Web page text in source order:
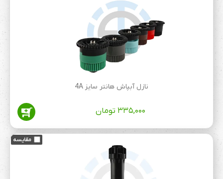
نازل آبپاش هانتر سایز 4A
۳۳۵,۰۰۰ تومان